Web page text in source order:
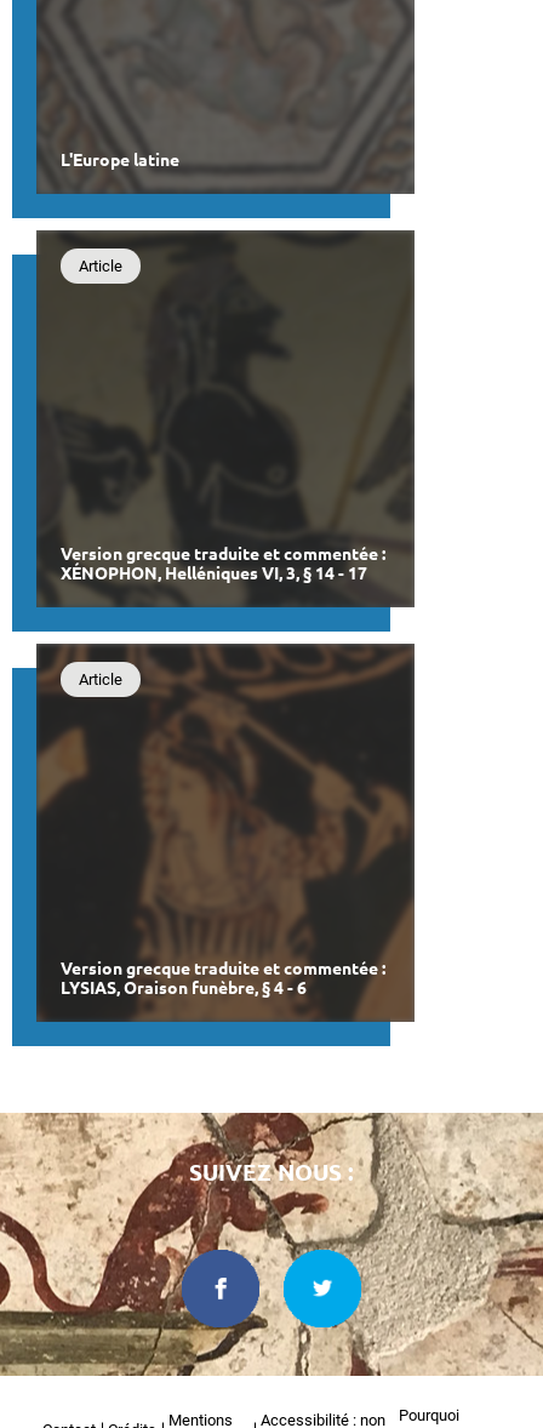
L'Europe latine
Version grecque traduite et commentée :
XÉNOPHON, Helléniques VI, 3, § 14 - 17
Article
Version grecque traduite et commentée :
LYSIAS, Oraison funèbre, § 4 - 6
Article
SUIVEZ NOUS :
Mentions Accessibilité : non Pourquoi